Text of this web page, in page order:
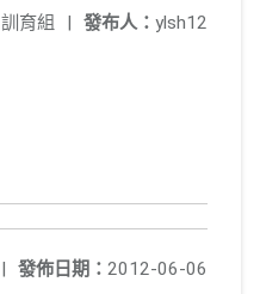
發布人： ylsh12
訓育組 |
發佈日期： 2012-06-06
|